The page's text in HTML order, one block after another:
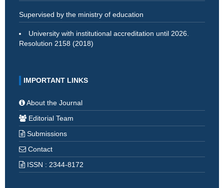
Supervised by the ministry of education
University with institutional accreditation until 2026.
Resolution 2158 (2018)
IMPORTANT LINKS
About the Journal
Editorial Team
Submissions
Contact
ISSN : 2344-8172